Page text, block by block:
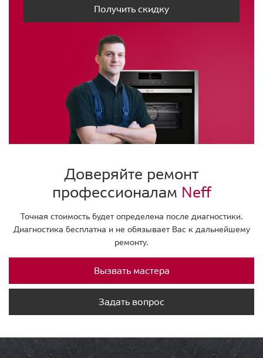
Получить скидку
Доверяйте ремонт
профессионалам Neff
Точная стоимость будет определена после диагностики.
Диагностика бесплатна и не обязывает Вас к дальнейшему
ремонту.
Вызвать мастера
Задать вопрос